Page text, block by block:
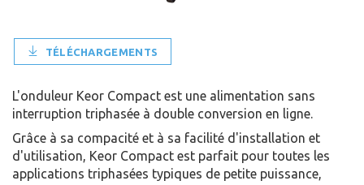
TÉLÉCHARGEMENTS
L'onduleur Keor Compact est une alimentation sans
interruption triphasée à double conversion en ligne.
Grâce à sa compacité et à sa facilité d'installation et
d'utilisation, Keor Compact est parfait pour toutes les
applications triphasées typiques de petite puissance,